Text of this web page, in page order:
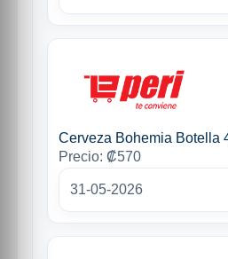
Cerveza Bohemia Botella
Precio: ₡570
31-05-2026